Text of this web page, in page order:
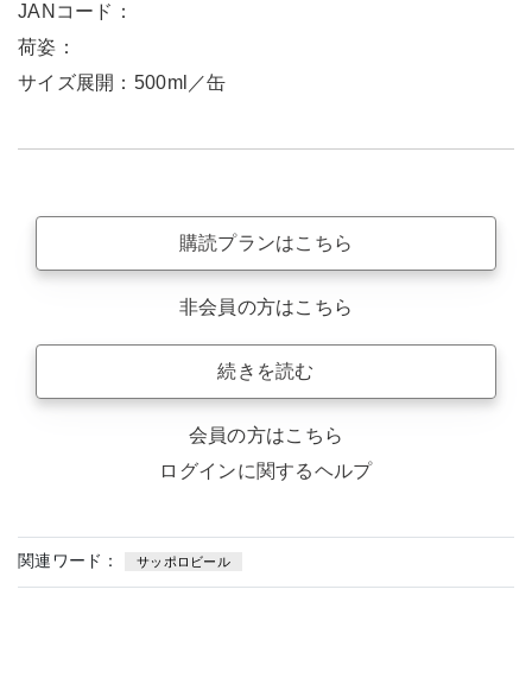
JANコード：
荷姿：
サイズ展開：500ml／缶
購読プランはこちら
非会員の方はこちら
続きを読む
会員の方はこちら
ログインに関するヘルプ
関連ワード： サッポロビール